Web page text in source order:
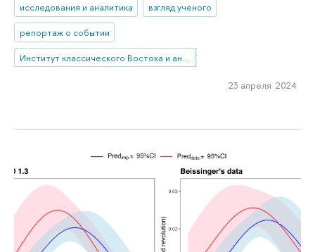
исследования и аналитика
взгляд ученого
репортаж о событии
23 апреля 2024